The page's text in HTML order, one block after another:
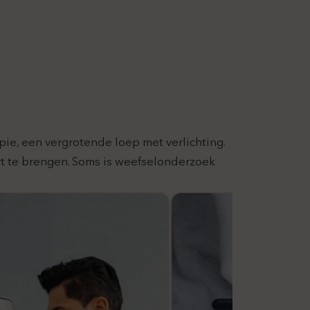
een vergrotende loep met verlichting.
brengen. Soms is weefselonderzoek